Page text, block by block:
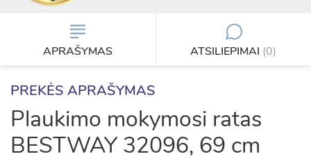
APRAŠYMAS ATSILIEPIMAI (0)
PREKĖS APRAŠYMAS
Plaukimo mokymosi ratas
BESTWAY 32096, 69 cm